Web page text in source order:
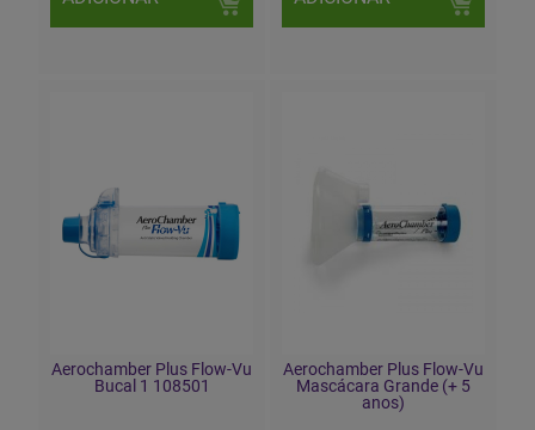
Aerochamber Plus Flow-Vu
Bucal 1 108501
Aerochamber Plus Flow-Vu
Mascácara Grande (+ 5
anos)